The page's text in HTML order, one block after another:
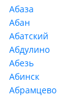
Абаза
Абан
Абатский
Абдулино
Абезь
Абинск
Абрамцево